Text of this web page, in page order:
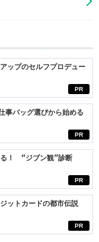
PR
ップのセルフプロデュー
PR
事バッグ選びから始める
PR
る！ “ジブン観”診断
PR
ットカードの都市伝説